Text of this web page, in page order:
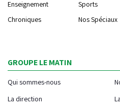
Enseignement
Sports
Chroniques
Nos Spéciaux
GROUPE LE MATIN
Qui sommes-nous
La direction